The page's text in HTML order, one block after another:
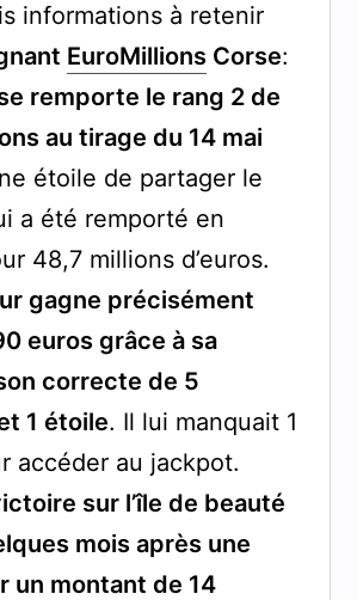
informations à retenir
EuroMillionsCorse:
remporte le rang 2 de
au tirage du 14 mai
étoile de partager le
a été remporté en
48,7 millions d’euros.
gagne précisément
euros grâce à sa
correcte de 5
1 étoile. Il lui manquait 1
accéder au jackpot.
sur l’île de beauté
mois après une
un montant de 14